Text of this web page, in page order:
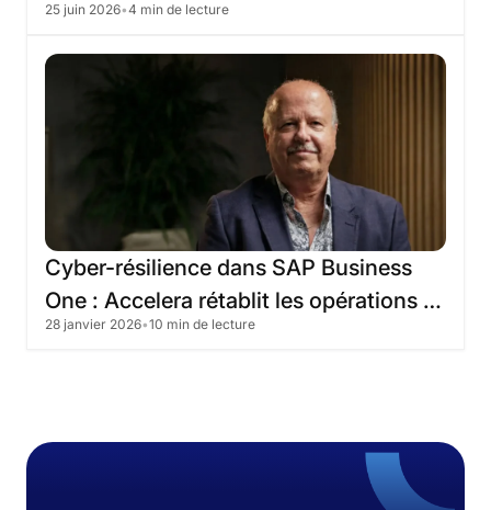
infrastructure traditionnelle
Skyone
25 juin 2026•4 min de lecture
Cyber-résilience dans SAP Business
One : Accelera rétablit les opérations
en 4 heures
28 janvier 2026•10 min de lecture